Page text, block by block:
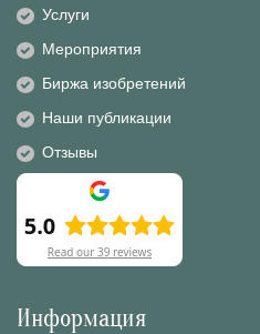
Услуги
Мероприятия
Биржа изобретений
Наши публикации
Отзывы
Информация